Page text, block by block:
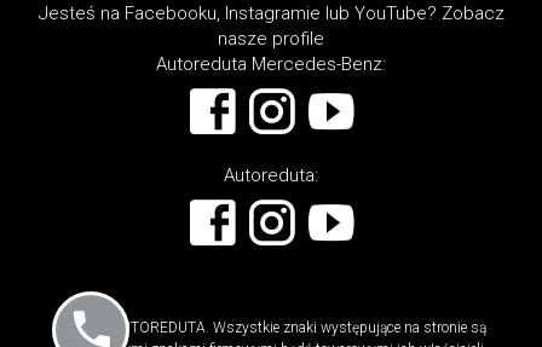
Jesteś na Facebooku, Instagramie lub YouTube? Zobacz
nasze profile
Autoreduta Mercedes-Benz:
Autoreduta:
© 2026 AUTOREDUTA. Wszystkie znaki występujące na stronie są